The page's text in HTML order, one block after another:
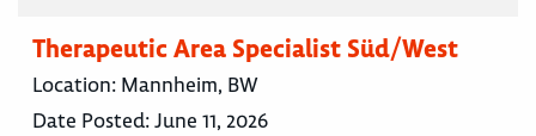
Therapeutic Area Specialist Süd/West
Location: Mannheim, BW
Date Posted:June 11, 2026